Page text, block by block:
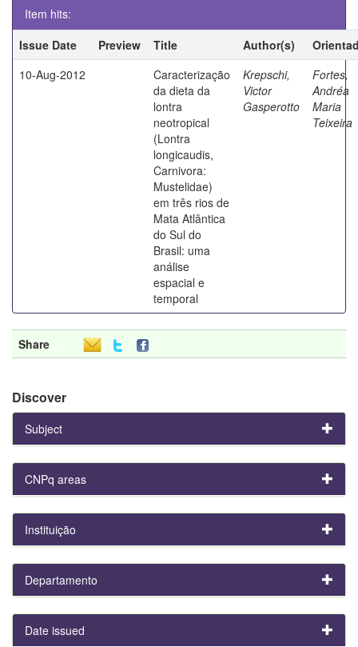
Item hits:
Issue Date
Preview Title Author(s)
10-Aug-2012
Caracterização
da dieta da
lontra
neotropical
(Lontra
longicaudis,
Carnivora:
Mustelidae)
em três rios de
Mata Atlântica
do Sul do
Brasil: uma
análise
espacial e
temporal
Krepschi,
Victor
Gasperotto
Fortes,
Andréa
Maria
Teixeira
Share
Discover
Subject
CNPq areas
Instituição
Departamento
Date issued